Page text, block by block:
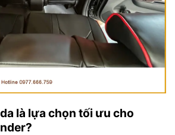
là lựa chọn tối ưu cho